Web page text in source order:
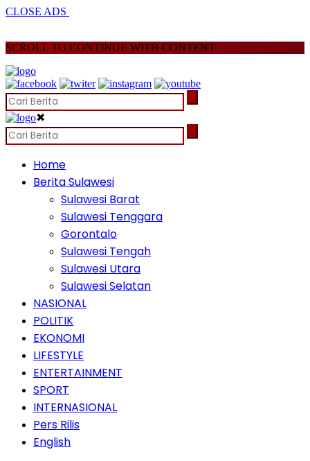
CLOSE ADS
SCROLL TO CONTINUE WITH CONTENT
✖
Home
Berita Sulawesi
Sulawesi Barat
Sulawesi Tenggara
Gorontalo
Sulawesi Tengah
Sulawesi Utara
Sulawesi Selatan
NASIONAL
POLITIK
EKONOMI
LIFESTYLE
ENTERTAINMENT
SPORT
INTERNASIONAL
Pers Rilis
English